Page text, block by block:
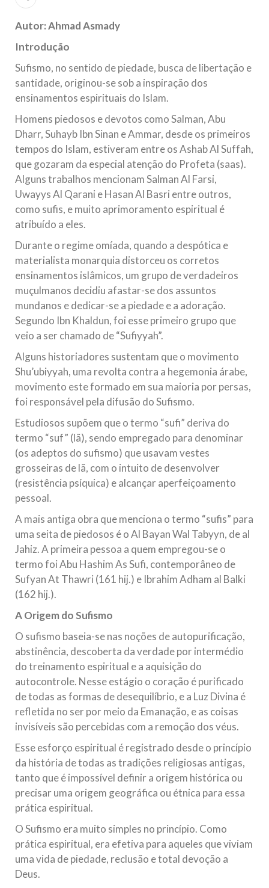
todos os irmãos e irmãs um novo
10 DE NOVEMBRO DE 2013
Falecimento do Imam Ali Ibn Al-Hussein
Em nome de Deus, o Clemente, o Misericordioso! Diante da
data em que relembramos o martírio do quarto Imam dos
muçulmanos, o Imam Ali Ibn Al-Hussein Ibn Ali Ibn Abi Táleb
(A.S.), conhecido por “Zein Al-Ábidin” (Formosura
NOTÍCIAS
3 DE JULHO DE 2014
Centro Islâmico no Brasil recebe o ex-
ministro das Relações Exteriores da
República Islâmica do Irã
Na noite da quinta-feira, 03 de Abril, o Centro Islâmico no
Brasil recebeu em sua sede, em São Paulo, o ex-ministro das
Kharrazi, que encontra-se visitando
Autor: Ahmad Asmady
Introdução
Sufismo, no sentido de piedade, busca de libertação e
santidade, originou-se sob a inspiração dos
ensinamentos espirituais do Islam.
Homens piedosos e devotos como Salman, Abu
Dharr, Suhayb Ibn Sinan e Ammar, desde os primeiros
tempos do Islam, estiveram entre os Ashab Al Suffah,
que gozaram da especial atenção do Profeta (saas).
Alguns trabalhos mencionam Salman Al Farsi,
Uwayys Al Qarani e Hasan Al Basri entre outros,
como sufis, e muito aprimoramento espiritual é
atribuído a eles.
Durante o regime omíada, quando a despótica e
materialista monarquia distorceu os corretos
ensinamentos islâmicos, um grupo de verdadeiros
muçulmanos decidiu afastar-se dos assuntos
mundanos e dedicar-se a piedade e a adoração.
Segundo Ibn Khaldun, foi esse primeiro grupo que
veio a ser chamado de “Sufiyyah”.
Alguns historiadores sustentam que o movimento
Shu’ubiyyah, uma revolta contra a hegemonia árabe,
movimento este formado em sua maioria por persas,
foi responsável pela difusão do Sufismo.
Estudiosos supõem que o termo “sufi” deriva do
termo “suf” (lã), sendo empregado para denominar
(os adeptos do sufismo) que usavam vestes
grosseiras de lã, com o intuito de desenvolver
(resistência psíquica) e alcançar aperfeiçoamento
pessoal.
A mais antiga obra que menciona o termo “sufis” para
uma seita de piedosos é o Al Bayan Wal Tabyyn, de al
Jahiz. A primeira pessoa a quem empregou-se o
termo foi Abu Hashim As Sufi, contemporâneo de
Sufyan At Thawri (161 hij.) e Ibrahim Adham al Balki
(162 hij.).
A Origem do Sufismo
O sufismo baseia-se nas noções de autopurificação,
abstinência, descoberta da verdade por intermédio
do treinamento espiritual e a aquisição do
autocontrole. Nesse estágio o coração é purificado
de todas as formas de desequilíbrio, e a Luz Divina é
refletida no ser por meio da Emanação, e as coisas
invisíveis são percebidas com a remoção dos véus.
Esse esforço espiritual é registrado desde o princípio
da história de todas as tradições religiosas antigas,
tanto que é impossível definir a origem histórica ou
precisar uma origem geográfica ou étnica para essa
prática espiritual.
O Sufismo era muito simples no princípio. Como
prática espiritual, era efetiva para aqueles que viviam
uma vida de piedade, reclusão e total devoção a
Deus.